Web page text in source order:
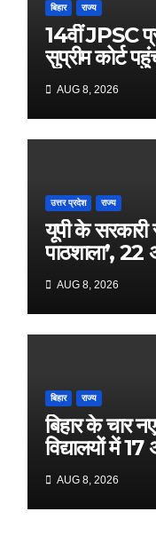
बिहार राज्य
14वीं JPSC
सुप्रीम कोर्ट
मांगAUG 8, 2026
उत्तर प्रदेश राज्य
यूपी के
पाठशाला’,
AUG 8, 2026
बिहार राज्य
बिहार के चार
विद्यालयों में
AUG 8, 2026